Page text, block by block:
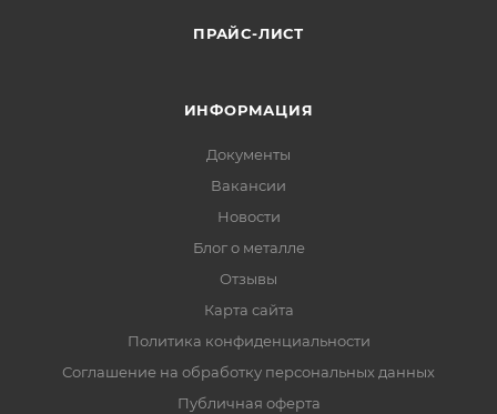
ПРАЙС-ЛИСТ
ИНФОРМАЦИЯ
Документы
Вакансии
Новости
Блог о металле
Отзывы
Карта сайта
Политика конфиденциальности
Соглашение на обработку персональных данных
Публичная оферта